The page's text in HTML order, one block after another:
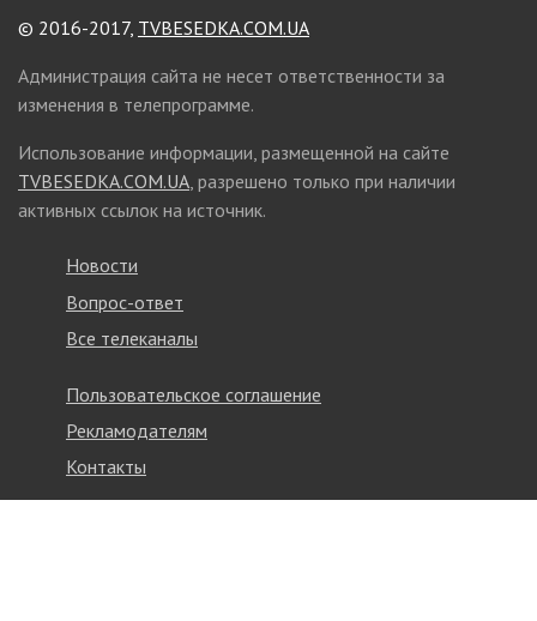
© 2016-2017, TVBESEDKA.COM.UA
Администрация сайта не несет ответственности за
изменения в телепрограмме.
Использование информации, размещенной на сайте
TVBESEDKA.COM.UA, разрешено только при наличии
активных ссылок на источник.
Новости
Вопрос-ответ
Все телеканалы
Пользовательское соглашение
Рекламодателям
Контакты